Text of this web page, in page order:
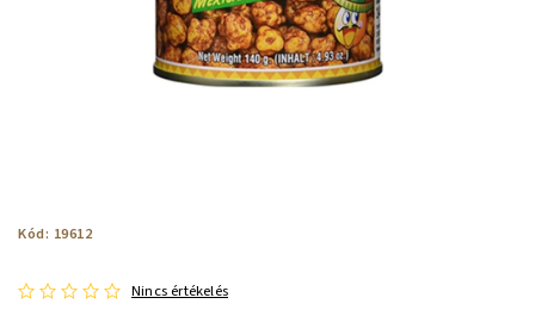
Kód: 19612
Nincs értékelés